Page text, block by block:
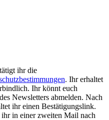
ihr die
. Ihr erhaltet
Ihr könnt euch
Newsletters abmelden. Nach
ihr einen Bestätigungslink.
in einer zweiten Mail nach